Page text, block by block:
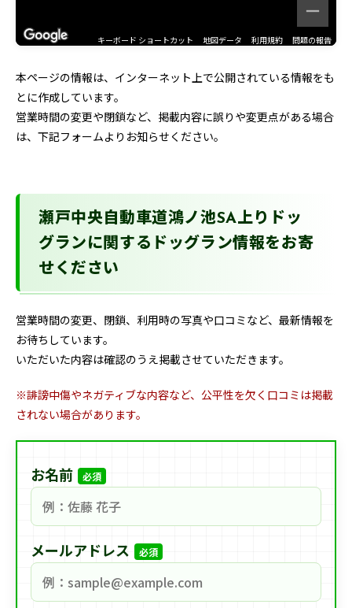
キーボード ショートカット 地図データ 利用規約 問題の報告
本ページの情報は、インターネット上で公開されている情報をも
とに作成しています。
営業時間の変更や閉鎖など、掲載内容に誤りや変更点がある場合
は、下記フォームよりお知らせください。
瀬戸中央自動車道鴻ノ池SA上りドッ
グランに関するドッグラン情報をお寄
せください
営業時間の変更、閉鎖、利用時の写真や口コミなど、最新情報を
お待ちしています。
いただいた内容は確認のうえ掲載させていただきます。
※誹謗中傷やネガティブな内容など、公平性を欠く口コミは掲載
されない場合があります。
お名前 必須
メールアドレス 必須